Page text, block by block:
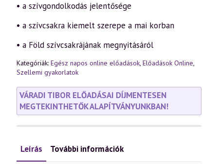
• a szívgondolkodás jelentősége
• a szívcsakra kiemelt szerepe a mai korban
• a Föld szívcsakrájának megnyitásáról
Kategóriák: Egész napos online előadások, Előadások Online,
Szellemi gyakorlatok
VÁRADI TIBOR ELŐADÁSAI DÍJMENTESEN
MEGTEKINTHETŐK ALAPÍTVÁNYUNKBAN!
Leírás További információk